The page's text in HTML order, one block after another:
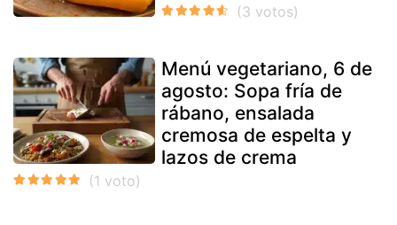
Menú vegetariano, 6 de
agosto: Sopa fría de
rábano, ensalada
cremosa de espelta y
lazos de crema